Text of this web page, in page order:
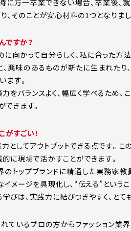
、そのことが安心材料の1つとなりまし
ですか？
に向かって自分らしく、私に合った
、興味のあるものが新たに生まれた
ます。
をバランスよく、幅広く学べるため
きます。
がすごい！
としてアウトプットできる点です。
に現場で活かすことができます。
のトップブランドに精通した実務家
メージを具現化し、“伝える”というこ
は、実践力に結びつきやすく、とて
ているプロの方からファッション業